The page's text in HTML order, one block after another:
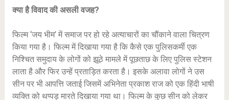
क्या है विवाद की असली वजह?
फिल्म ‘जय भीम’ में समाज पर हो रहे अत्याचारों का चौंकाने वाला चित्रण
किया गया है। फिल्म में दिखाया गया है कि कैसे एक पुलिसकर्मी एक
निश्चित समुदाय के लोगों को झूठे मामले में पूछताछ के लिए पुलिस स्टेशन
लाता है और फिर उन्हें प्रताड़ित करता है। इसके अलावा लोगों ने उस
सीन पर भी आपत्ति जताई जिसमें अभिनेता प्रकाश राज को एक हिंदी भाषी
व्यक्ति को थप्पड़ मारते दिखाया गया था। फिल्म के कुछ सीन को लेकर